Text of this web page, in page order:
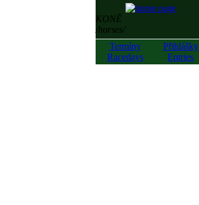
KONĚ
/horses/
Termíny
Racedays
Přihlášky
Entries